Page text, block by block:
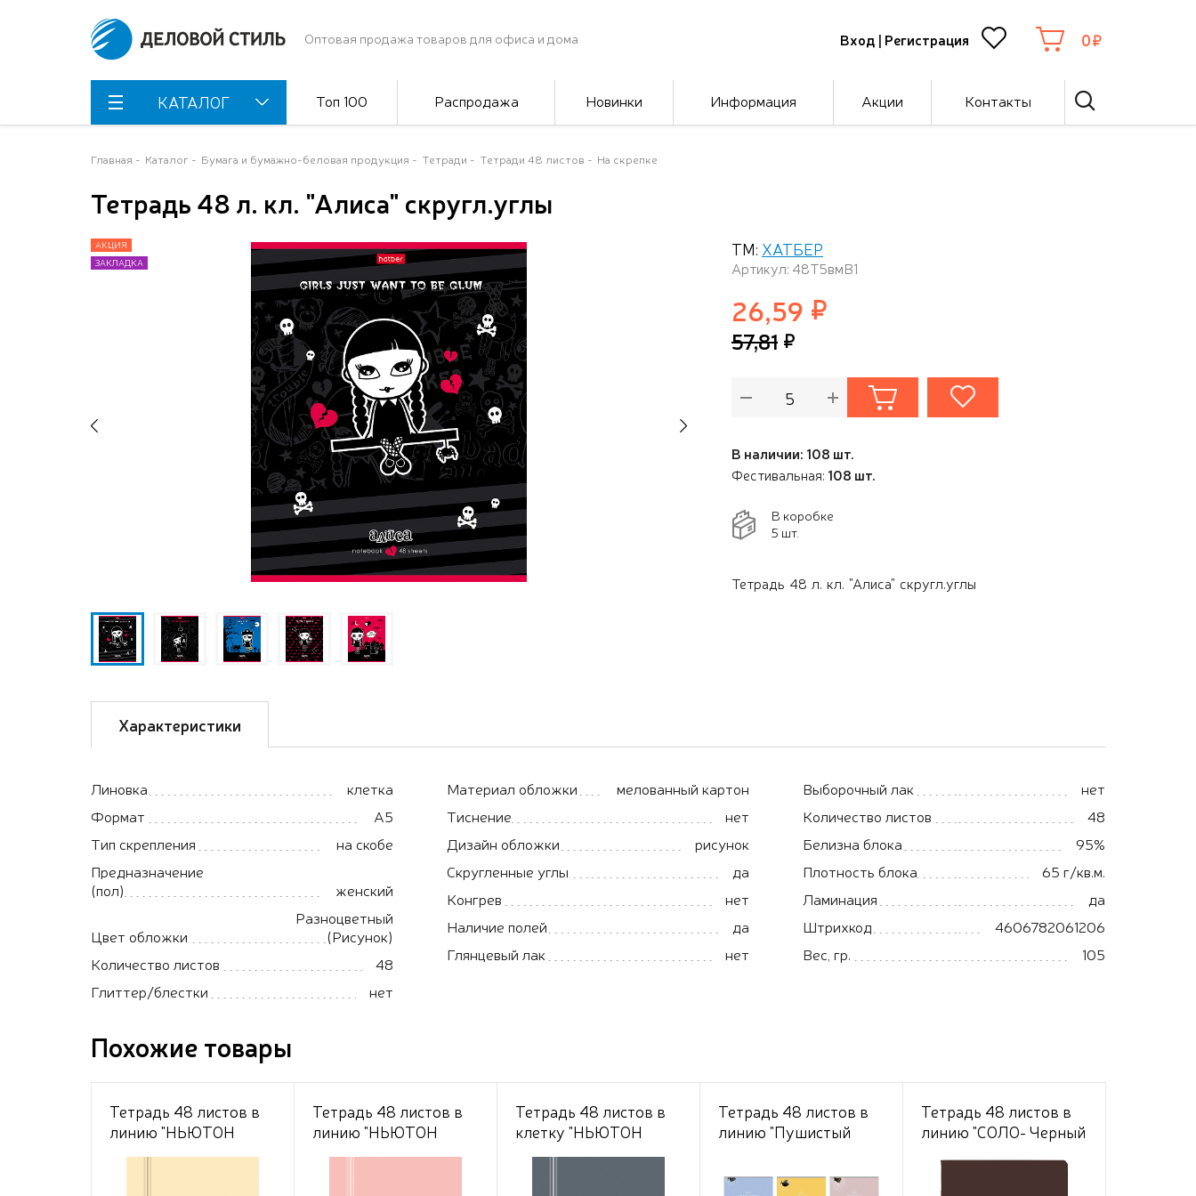
Оптовая продажа товаров для офиса и дома Вход | Регистрация 0
КАТАЛОГ Топ 100 Распродажа Новинки Информация Акции Контакты
Главная Каталог Бумага и бумажно-беловая продукция Тетради Тетради 48 листов На скрепке
Тетрадь 48 л. кл. "Алиса" скругл.углы
АКЦИЯ
ЗАКЛАДКА
АКЦИЯ
ЗАКЛАДКА
АКЦИЯ
ЗАКЛАДКА
АКЦИЯ
ЗАКЛАДКА
АКЦИЯ
ЗАКЛАДКА
АКЦИЯ
ЗАКЛАДКА
ТМ: ХАТБЕР
Артикул: 48Т5вмВ1
26,59
57,81
В наличии: 108 шт.
Фестивальная: 108 шт.
В коробке
5 шт.
Тетрадь 48 л. кл. "Алиса" скругл.углы
Характеристики
Линовка
клетка
Формат
А5
Тип скрепления
на скобе
Предназначение
(пол)
женский
Цвет обложки
Разноцветный
(Рисунок)
Количество листов
48
Глиттер/блестки
нет
Материал обложки
мелованный картон
Тиснение
нет
Дизайн обложки
рисунок
Скругленные углы
да
Конгрев
нет
Наличие полей
да
Глянцевый лак
нет
Выборочный лак
нет
Количество листов
48
Белизна блока
95%
Плотность блока
65 г/кв.м.
Ламинация
да
Штрихкод
4606782061206
Вес, гр.
105
Похожие товары
Тетрадь 48 листов в
линию "НЬЮТОН
ПАСТЕЛЬ" - Лунный
Тетрадь 48 листов в
линию "НЬЮТОН
ПАСТЕЛЬ" - Розовый
Тетрадь 48 листов в
клетку "НЬЮТОН
ПАСТЕЛЬ" Серый агат
Тетрадь 48 листов в
линию "Пушистый
на скобе Обл.
Тетрадь 48 листов в
линию "СОЛО- Черный
скобе Обл. мел.картон